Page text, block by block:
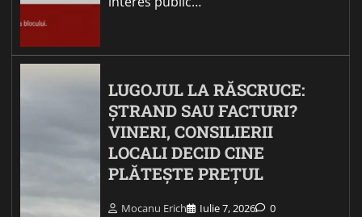
LUGOJUL LA RĂSCRUCE:
ȘTRAND SAU FACTURI?
VINERI, CONSILIERII
LOCALI DECID CINE
PLĂTEȘTE PREȚUL
Mocanu Erich Iulie 7, 2026 0